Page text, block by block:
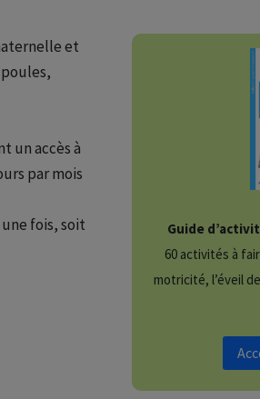
et
un accès à
par mois
fois, soit
Guide
60 activités à
motricité, l’éveil